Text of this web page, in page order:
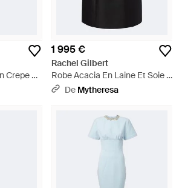
Crepe A
1 995 €
Rachel Gilbert
Robe Acacia En Laine Et Soie A
Ornements - Noir
De Mytheresa